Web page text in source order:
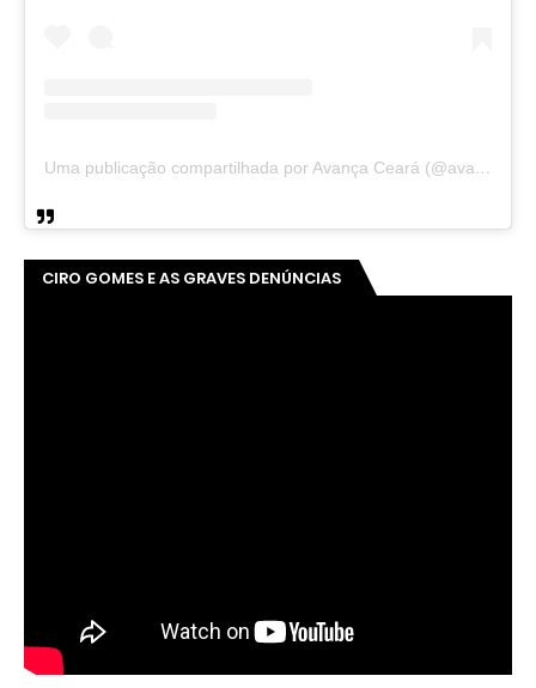
Uma publicação compartilhada por Avança Ceará (@avancaceara)
CIRO GOMES E AS GRAVES DENÚNCIAS